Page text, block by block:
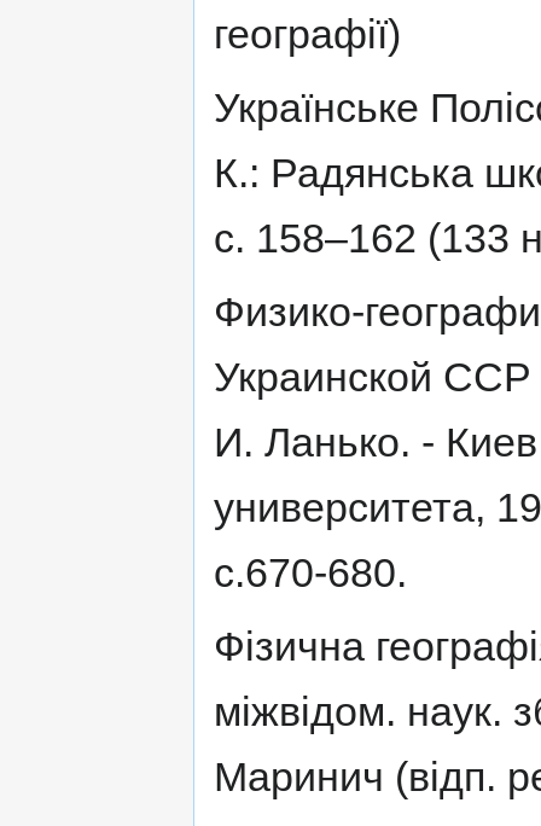
географії)
Українське
К.: Радянська
с. 158–162 (133
Физико-
Украинской
И. Ланько. -
университета,
с.670-680.
Фізична
міжвідом. наук.
Маринич (відп.